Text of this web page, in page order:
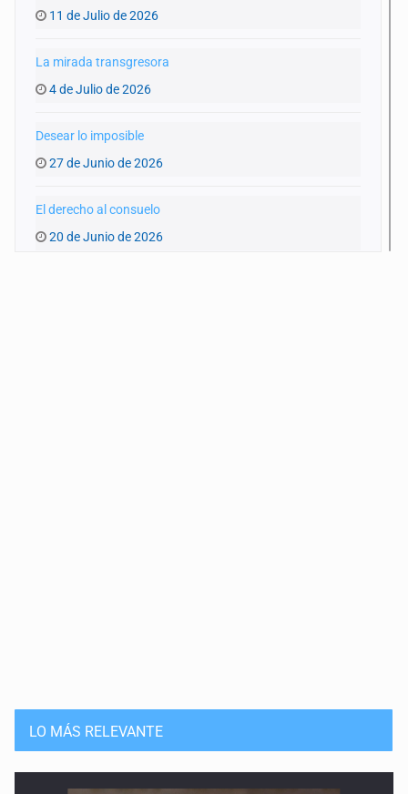
11 de Julio de 2026
La mirada transgresora
4 de Julio de 2026
Desear lo imposible
27 de Junio de 2026
El derecho al consuelo
20 de Junio de 2026
La naturaleza de lo temido
2 de Mayo de 2026
LO MÁS RELEVANTE